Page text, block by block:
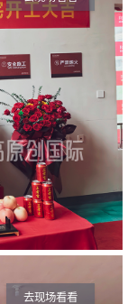
去现场看看